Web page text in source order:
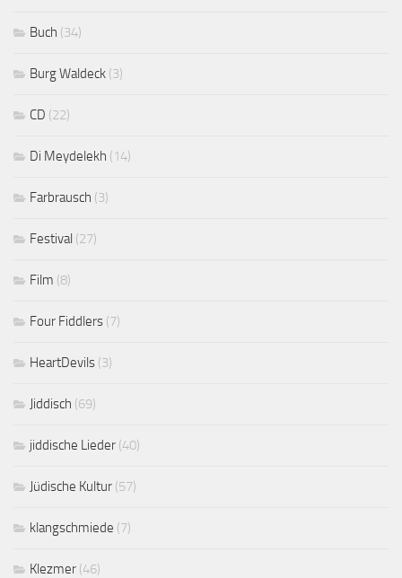
Buch (34)
Burg Waldeck (3)
CD (22)
Di Meydelekh (14)
Farbrausch (3)
Festival (27)
Film (8)
Four Fiddlers (7)
HeartDevils (3)
Jiddisch (69)
jiddische Lieder (40)
Jüdische Kultur (57)
klangschmiede (7)
Klezmer (46)